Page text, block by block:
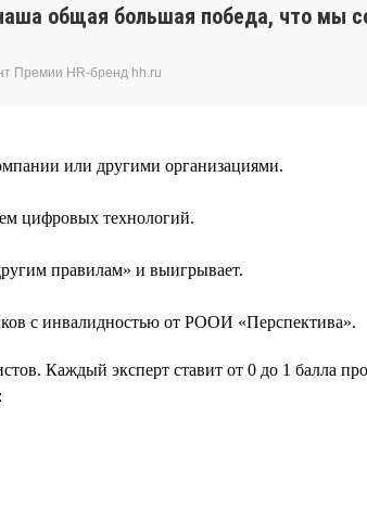
общая большая победа, что мы
Премии HR-бренд hh.ru
или другими организациями.
цифровых технологий.
правилам» и выигрывает.
с инвалидностью от РООИ «Перспектива».
Каждый эксперт ставит от 0 до 1 балла